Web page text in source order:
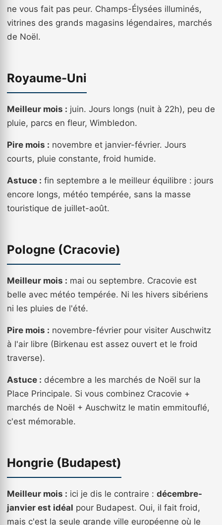
ne vous fait pas peur. Champs-Élysées illuminés,
vitrines des grands magasins légendaires, marchés
de Noël.
Royaume-Uni
Meilleur mois : juin. Jours longs (nuit à 22h), peu de
pluie, parcs en fleur, Wimbledon.
Pire mois : novembre et janvier-février. Jours
courts, pluie constante, froid humide.
Astuce : fin septembre a le meilleur équilibre : jours
encore longs, météo tempérée, sans la masse
touristique de juillet-août.
Pologne (Cracovie)
Meilleur mois : mai ou septembre. Cracovie est
belle avec météo tempérée. Ni les hivers sibériens
ni les pluies de l'été.
Pire mois : novembre-février pour visiter Auschwitz
à l'air libre (Birkenau est assez ouvert et le froid
traverse).
Astuce : décembre a les marchés de Noël sur la
Place Principale. Si vous combinez Cracovie +
marchés de Noël + Auschwitz le matin emmitouflé,
c'est mémorable.
Hongrie (Budapest)
Meilleur mois : ici je dis le contraire : décembre-
janvier est idéal pour Budapest. Oui, il fait froid,
mais c'est la seule grande ville européenne où le